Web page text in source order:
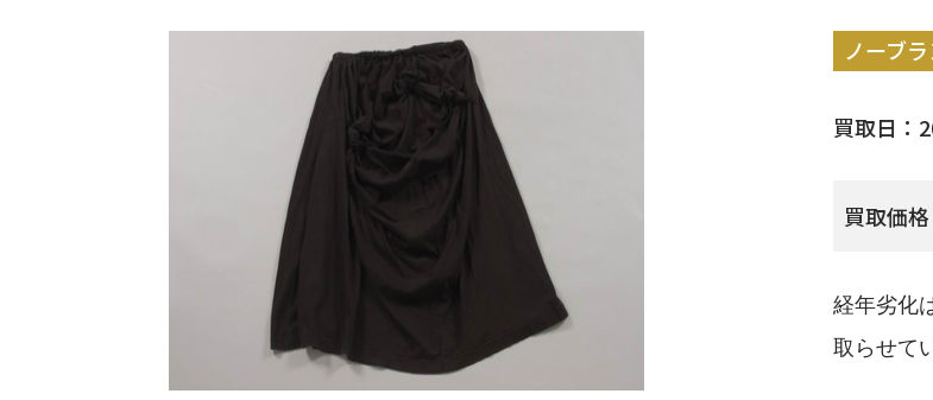
ノーブ
買取日：
買取価格
経年劣化
取らせて